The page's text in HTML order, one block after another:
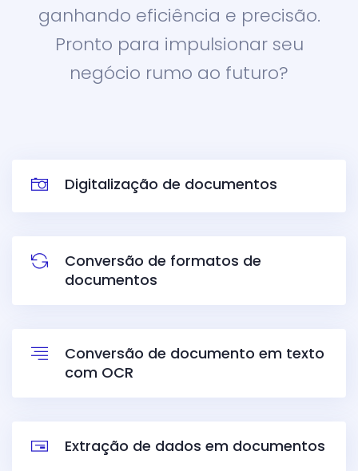
ganhando eficiência e precisão.
Pronto para impulsionar seu
negócio rumo ao futuro?
Digitalização de documentos
Conversão de formatos de
documentos
Conversão de documento em texto
com OCR
Extração de dados em documentos